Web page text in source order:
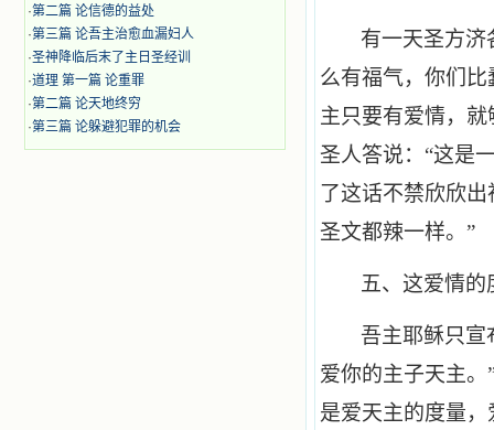
·第二篇 论信德的益处
·第三篇 论吾主治愈血漏妇人
·圣神降临后末了主日圣经训
·道理 第一篇 论重罪
·第二篇 论天地终穷
·第三篇 论躲避犯罪的机会
有一天圣方济
么有福气，你们
主只要有爱情，
圣人答说：“这是
了这话不禁欣欣
圣文都辣一样。”
五、这爱情
吾主耶稣只宣
爱你的主子天主
是爱天主的度量